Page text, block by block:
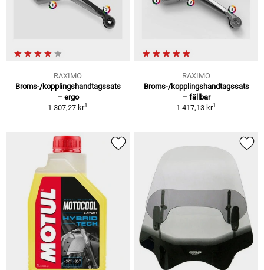
RAXIMO
Broms-/kopplingshandtagssats
– ergo
1 307,27 kr1
RAXIMO
Broms-/kopplingshandtagssats
– fällbar
1 417,13 kr1